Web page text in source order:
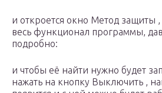
и откроется окно Метод защиты
весь функционал программы,
подробно:
и чтобы её найти нужно будет
нажать на кнопку Выключить ,